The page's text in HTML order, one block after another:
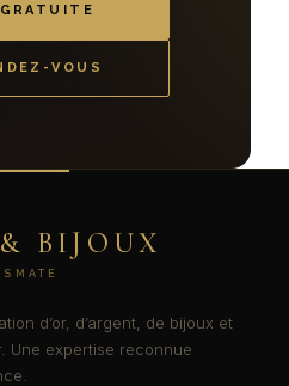
VOUS
BIJOUX
d’or, d’argent, de bijoux et
Une expertise reconnue